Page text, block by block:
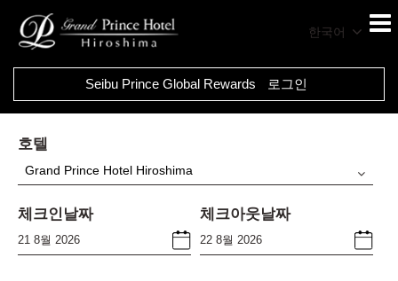
한국어
Seibu Prince Global Rewards 로그인
호텔
Grand Prince Hotel Hiroshima
체크인날짜 체크아웃날짜